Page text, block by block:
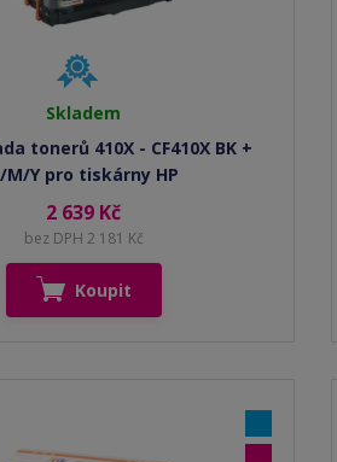
Skladem
tonerů 410X - CF410X BK +
M/Y pro tiskárny HP
2 639 Kč
bez DPH 2 181 Kč
Koupit